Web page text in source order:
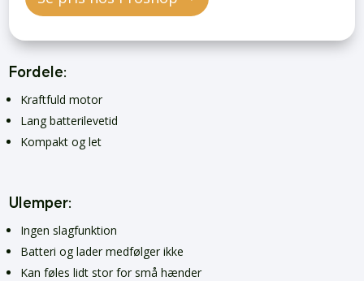
Fordele:
Kraftfuld motor
Lang batterilevetid
Kompakt og let
Ulemper:
Ingen slagfunktion
Batteri og lader medfølger ikke
Kan føles lidt stor for små hænder